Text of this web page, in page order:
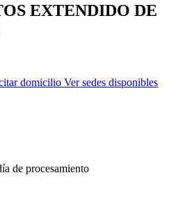
EXTENDIDO DE
domicilio Ver sedes disponibles
de procesamiento